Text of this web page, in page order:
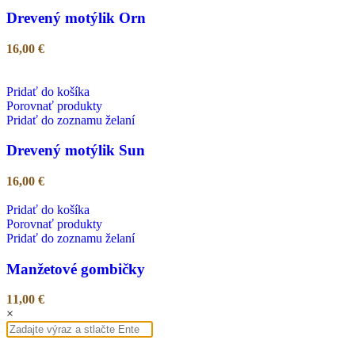
Drevený motýlik Orn
16,00 €
Pridať do košíka
Porovnať produkty
Pridať do zoznamu želaní
Drevený motýlik Sun
16,00 €
Pridať do košíka
Porovnať produkty
Pridať do zoznamu želaní
Manžetové gombičky
11,00 €
×